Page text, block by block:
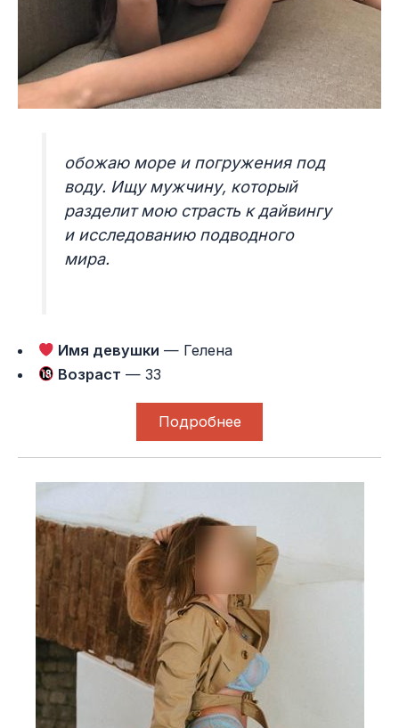
обожаю море и погружения под
воду. Ищу мужчину, который
разделит мою страсть к дайвингу
и исследованию подводного
мира.
Имя девушки — Гелена
Возраст — 33
Подробнее